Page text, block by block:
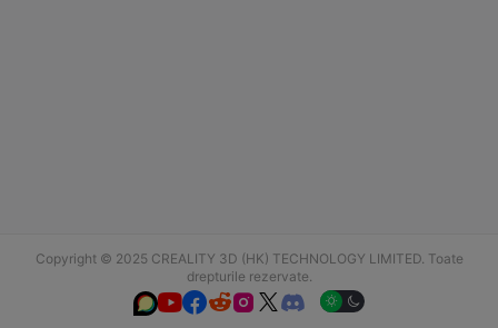
Copyright © 2025 CREALITY 3D (HK) TECHNOLOGY LIMITED. Toate
drepturile rezervate.
  